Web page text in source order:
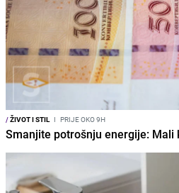
/ŽIVOT I STIL I PRIJE OKO 9H
Smanjite potrošnju energije: Mali